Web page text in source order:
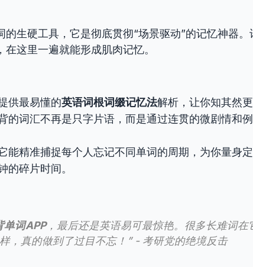
的生硬工具，它是彻底贯彻“场景驱动”的记忆神器。
这里一遍就能形成肌肉记忆。
供最易懂的英语词根词缀记忆法解析，让你知其然更
的词汇不再是只字片语，而是通过连贯的微剧情和
它能精准捕捉每个人忘记不同单词的周期，为你量身
的碎片时间。
单词APP，最后还是英语易可最惊艳。很多长难词在
，真的做到了过目不忘！” - 考研党的绝境反击